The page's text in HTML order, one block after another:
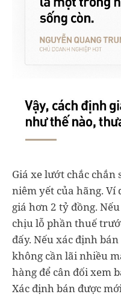
Giá xe lướt chắc chắn
niêm yết của hãng. Ví
giá hơn 2 tỷ đồng.
chịu lỗ phần thuế
đấy. Nếu xác định
không cần lãi nhiều
hàng để cân đối xem
Xác định bán được